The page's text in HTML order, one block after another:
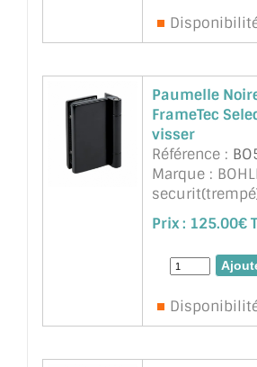
Paumelle
FrameTec
visser
Référence :
Marque :
500.000
de protection
Utilisable en
Les
Prix : 125.00€